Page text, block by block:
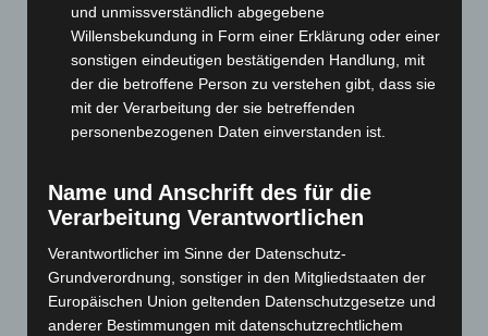
Oktober 2024(93)
September 2024(112)
August 2024(107)
Juli 2024(89)
Mai 2024(149)
April 2024(102)
März 2024(103)
Februar 2024
(103)
Januar 2024(111)
und unmissverständlich abgegebene
Willensbekundung in Form einer Erklärung oder einer
sonstigen eindeutigen bestätigenden Handlung, mit
der die betroffene Person zu verstehen gibt, dass sie
mit der Verarbeitung der sie betreffenden
personenbezogenen Daten einverstanden ist.
Name und Anschrift des für die
Verarbeitung Verantwortlichen
Verantwortlicher im Sinne der Datenschutz-
Grundverordnung, sonstiger in den Mitgliedstaaten der
Europäischen Union geltenden Datenschutzgesetze und
anderer Bestimmungen mit datenschutzrechtlichem